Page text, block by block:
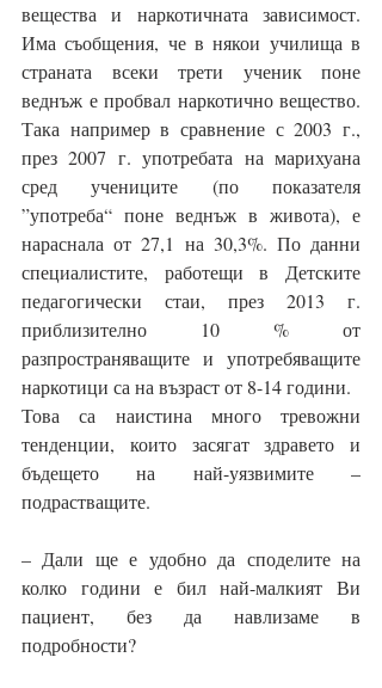
вещества и наркотичната зависимост.
Има съобщения, че в някои училища в
страната всеки трети ученик поне
веднъж е пробвал наркотично вещество.
Така например в сравнение с 2003 г.,
през 2007 г. употребата на марихуана
сред учениците (по показателя
”употреба“ поне веднъж в живота), е
нараснала от 27,1 на 30,3%. По данни
специалистите, работещи в Детските
педагогически стаи, през 2013 г.
приблизително 10 % от
разпространяващите и употребяващите
наркотици са на възраст от 8-14 години.
Това са наистина много тревожни
тенденции, които засягат здравето и
бъдещето на най-уязвимите –
подрастващите.
– Дали ще е удобно да споделите на
колко години е бил най-малкият Ви
пациент, без да навлизаме в
подробности?